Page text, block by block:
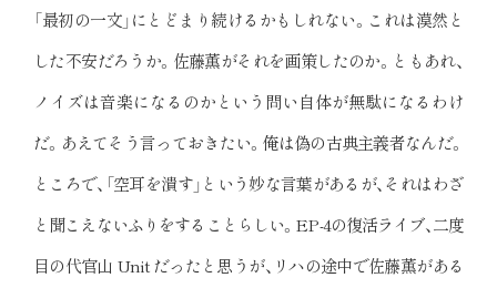
「最初の一文」にとどまり続けるかもしれない。これは漠然と
した不安だろうか。佐藤薫がそれを画策したのか。ともあれ、
ノイズは音楽になるのかという問い自体が無駄になるわけ
だ。あえてそう言っておきたい。俺は偽の古典主義者なんだ。
ところで、「空耳を潰す」という妙な言葉があるが、それはわざ
と聞こえないふりをすることらしい。EP-4の復活ライブ、二度
目の代官山 Unit だったと思うが、リハの途中で佐藤薫がある